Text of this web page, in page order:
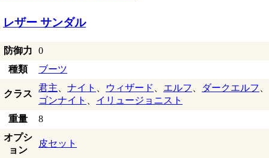
レザー サンダル
防御力
0
種類
ブーツ
クラス
君主 ナイト ウィザード エルフ ダークエルフ
ゴンナイト
イリュージョニスト
重量
8
オプシ
ョン
皮セット